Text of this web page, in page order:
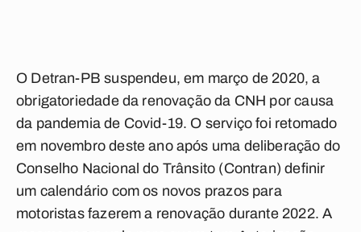
O Detran-PB suspendeu, em março de 2020, a
obrigatoriedade da renovação da CNH por causa
da pandemia de Covid-19. O serviço foi retomado
em novembro deste ano após uma deliberação do
Conselho Nacional do Trânsito (Contran) definir
um calendário com os novos prazos para
motoristas fazerem a renovação durante 2022. A